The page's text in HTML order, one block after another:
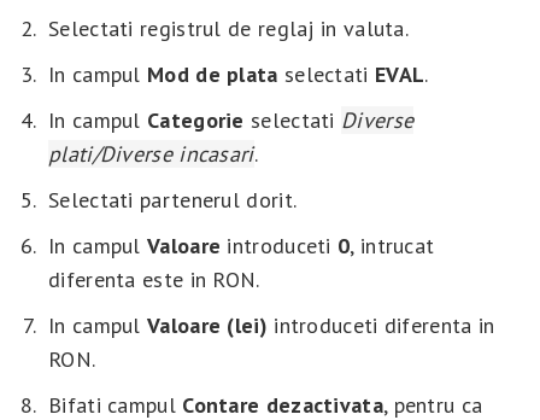
Selectati registrul de reglaj in valuta.
In campul Mod de plata selectati EVAL.
In campul Categorie selectati Diverse
plati/Diverse incasari.
Selectati partenerul dorit.
In campul Valoare introduceti 0, intrucat
diferenta este in RON.
In campul Valoare (lei) introduceti diferenta in
RON.
Bifati campul Contare dezactivata, pentru ca